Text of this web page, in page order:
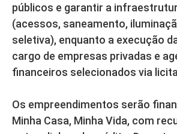
públicos e garantir a
(acessos, saneamento,
seletiva), enquanto a execução
cargo de empresas privadas e
financeiros selecionados via
Os empreendimentos serão
Minha Casa, Minha Vida, com